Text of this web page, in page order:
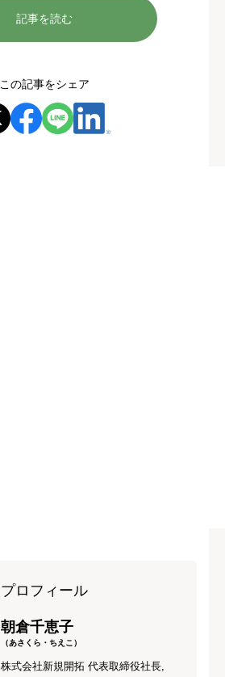
記事を読む
この記事をシェア
プロフィール
朝倉千恵子
（あさくら・ちえこ）
株式会社新規開拓 代表取締役社長,